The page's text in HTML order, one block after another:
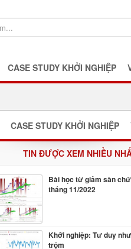
CASE STUDY KHỞI NGHIỆP
CASE STUDY KHỞI NGHIỆP
TIN ĐƯỢC XEM NHIỀU
Bài học từ giảm sàn
tháng 11/2022
Khởi nghiệp: Tư duy
trộm